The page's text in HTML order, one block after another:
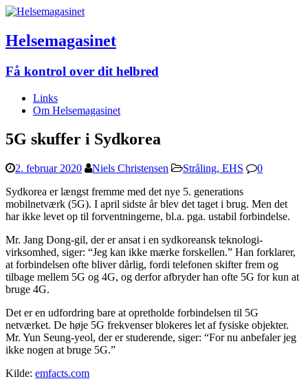
Helsemagasinet
Få kontrol over dit helbred
Links
Om Helsemagasinet
5G skuffer i Sydkorea
2. februar 2020 Niels Christensen Stråling, EHS
0
Sydkorea er længst fremme med det nye 5. generations
mobilnetværk (5G). I april sidste år blev det taget i brug. Men det
har ikke levet op til forventningerne, bl.a. pga. ustabil forbindelse.
Mr. Jang Dong-gil, der er ansat i en sydkoreansk teknologi-
virksomhed, siger: “Jeg kan ikke mærke forskellen.” Han forklarer,
at forbindelsen ofte bliver dårlig, fordi telefonen skifter frem og
tilbage mellem 5G og 4G, og derfor afbryder han ofte 5G for kun at
bruge 4G.
Det er en udfordring bare at opretholde forbindelsen til 5G
netværket. De høje 5G frekvenser blokeres let af fysiske objekter.
Mr. Yun Seung-yeol, der er studerende, siger: “For nu anbefaler jeg
ikke nogen at bruge 5G.”
Kilde: emfacts.com